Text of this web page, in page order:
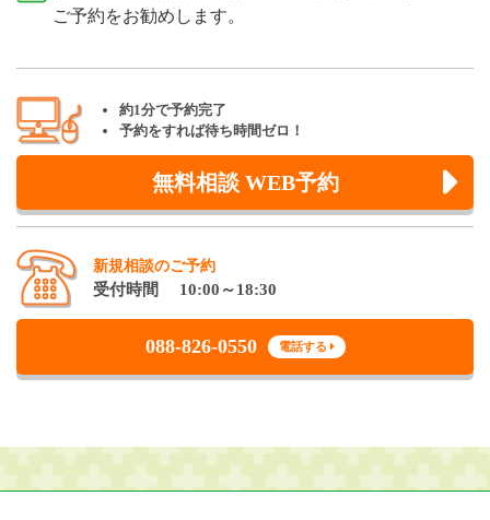
ご予約をお勧めします。
約1分で予約完了
予約をすれば待ち時間ゼロ！
無料相談 WEB予約
新規相談のご予約
受付時間 10:00～18:30
088-826-0550 電話する